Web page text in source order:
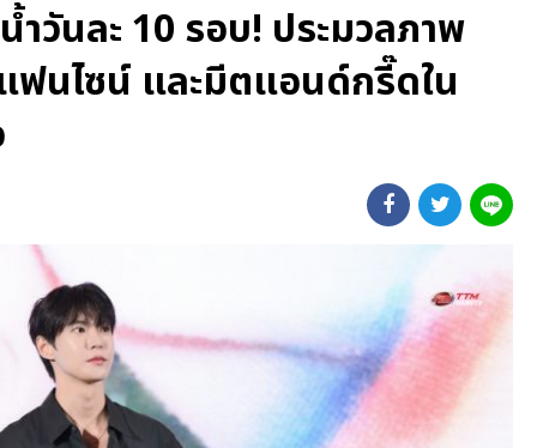
วันละ 10 รอบ! ประมวลภาพ
ฟนไซน์ และมีตแอนด์กรี๊ดใน